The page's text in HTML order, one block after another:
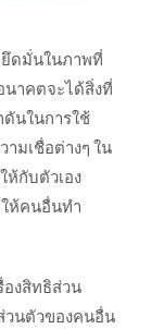
ยึดมั่นในภาพที่
นาคตจะได้สิ่งที่
ดันในการใช้
ามเชื่อต่างๆ ใน
ห้กับตัวเอง
ห้คนอื่นทำ
องสิทธิส่วน
วนตัวของคนอื่น